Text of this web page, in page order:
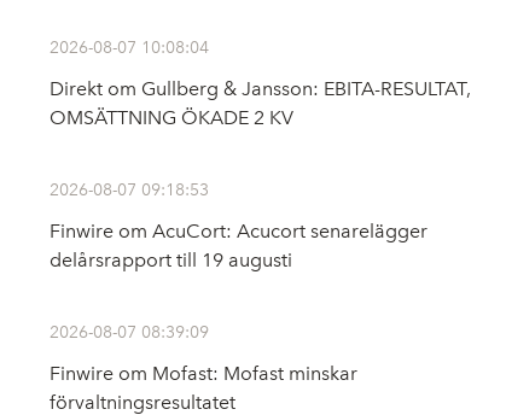
2026-08-07 10:08:04
Direkt om Gullberg & Jansson: EBITA-RESULTAT,
OMSÄTTNING ÖKADE 2 KV
2026-08-07 09:18:53
Finwire om AcuCort: Acucort senarelägger
delårsrapport till 19 augusti
2026-08-07 08:39:09
Finwire om Mofast: Mofast minskar
förvaltningsresultatet